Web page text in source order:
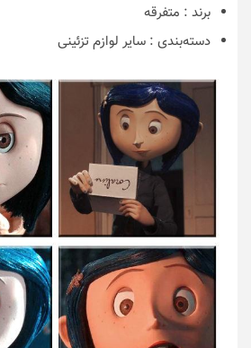
برند : متفرقه
دسته‌بندی : سایر لوازم تزئینی